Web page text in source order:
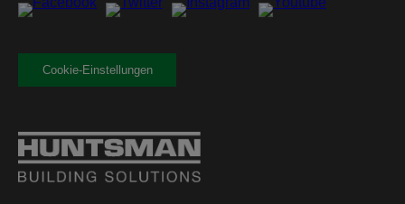
Cookie-Einstellungen